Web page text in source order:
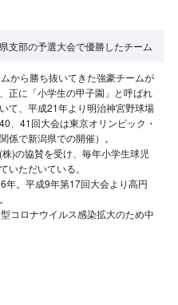
支部の予選大会で優勝したチーム
から勝ち抜いてきた強豪チームが
正に「小学生の甲子園」と呼ばれ
て、平成21年より明治神宮野球場
、41回大会は東京オリンピック・
係で新潟県での開催）。
)の協賛を受け、毎年小学生球児
いただいている。
年。平成9年第17回大会より高円
コロナウイルス感染拡大のため中